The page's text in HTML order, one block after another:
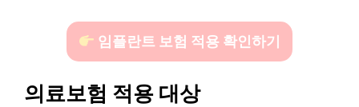
임플란트 보험 적용 확인하기
의료보험 적용 대상